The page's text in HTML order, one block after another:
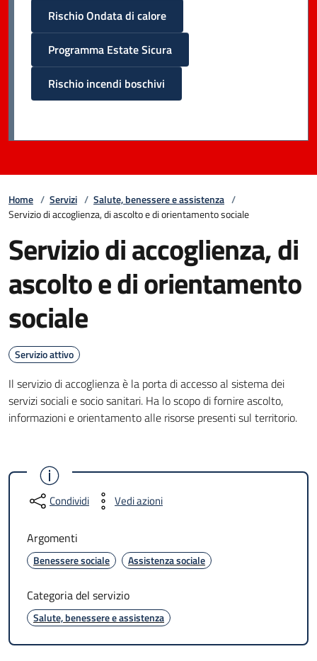
Rischio Ondata di calore
Programma Estate Sicura
Rischio incendi boschivi
Home / Servizi / Salute, benessere e assistenza /
Servizio di accoglienza, di ascolto e di orientamento sociale
Servizio di accoglienza, di
ascolto e di orientamento
sociale
Servizio attivo
Il servizio di accoglienza è la porta di accesso al sistema dei
servizi sociali e socio sanitari. Ha lo scopo di fornire ascolto,
informazioni e orientamento alle risorse presenti sul territorio.
Condividi Vedi azioni
Argomenti
Benessere sociale Assistenza sociale
Categoria del servizio
Salute, benessere e assistenza